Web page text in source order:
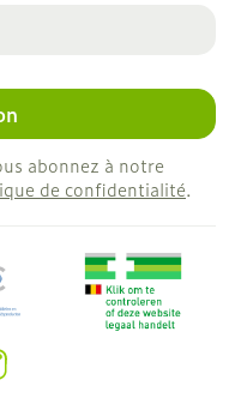
abonnez à notre
de confidentialité.